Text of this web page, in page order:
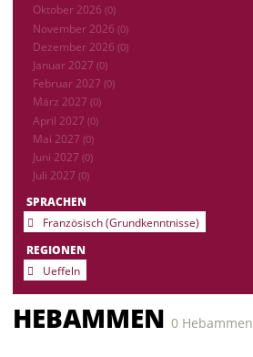
Oktober 2026 (0)
November 2026 (0)
Dezember 2026 (0)
Januar 2027 (0)
Februar 2027 (0)
März 2027 (0)
April 2027 (0)
Mai 2027 (0)
Juni 2027 (0)
Juli 2027 (0)
SPRACHEN
Französisch (Grundkenntnisse)
REGIONEN
Ueffeln
HEBAMMEN 0 Hebammen